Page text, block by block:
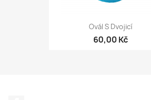
Ovál S Dvojicí
60,00 Kč